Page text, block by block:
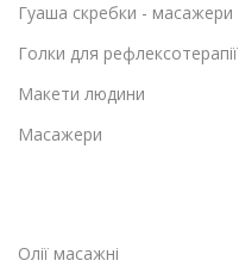
Гуаша скребки - масажери
Голки для рефлексотерапії
Макети людини
Масажери
Олії масажні